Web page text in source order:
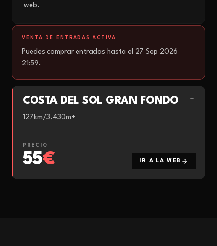
web.
VENTA DE ENTRADAS ACTIVA
Puedes comprar entradas hasta el 27 Sep 2026
21:59.
COSTA DEL SOL GRAN FONDO →
127km/3.430m+
PRECIO
55€ IR A LA WEB